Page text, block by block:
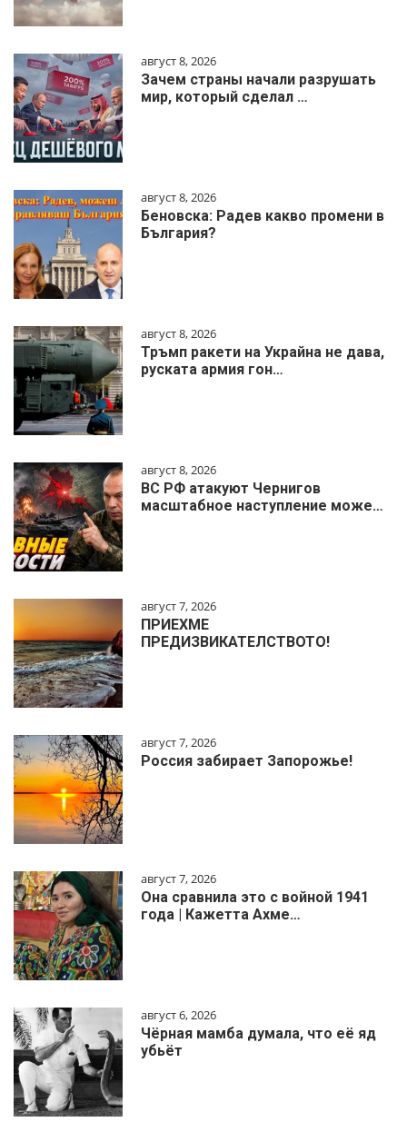
август 8, 2026
Зачем страны начали разрушать
мир, который сделал …
август 8, 2026
Беновска: Радев какво промени в
България?
август 8, 2026
Тръмп ракети на Украйна не дава,
руската армия гон…
август 8, 2026
ВС РФ атакуют Чернигов
масштабное наступление може…
август 7, 2026
ПРИЕХМЕ
ПРЕДИЗВИКАТЕЛСТВОТО!
август 7, 2026
Россия забирает Запорожье!
август 7, 2026
Она сравнила это с войной 1941
года | Кажетта Ахме…
август 6, 2026
Чёрная мамба думала, что её яд
убьёт